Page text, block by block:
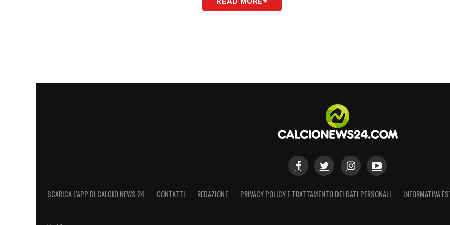
SCARICA L’APP DI CALCIO NEWS 24 CONTATTI REDAZIONE PRIVACY POLICY E TRATTAMENTO DEI DATI PERSONALI INFORMATIVA